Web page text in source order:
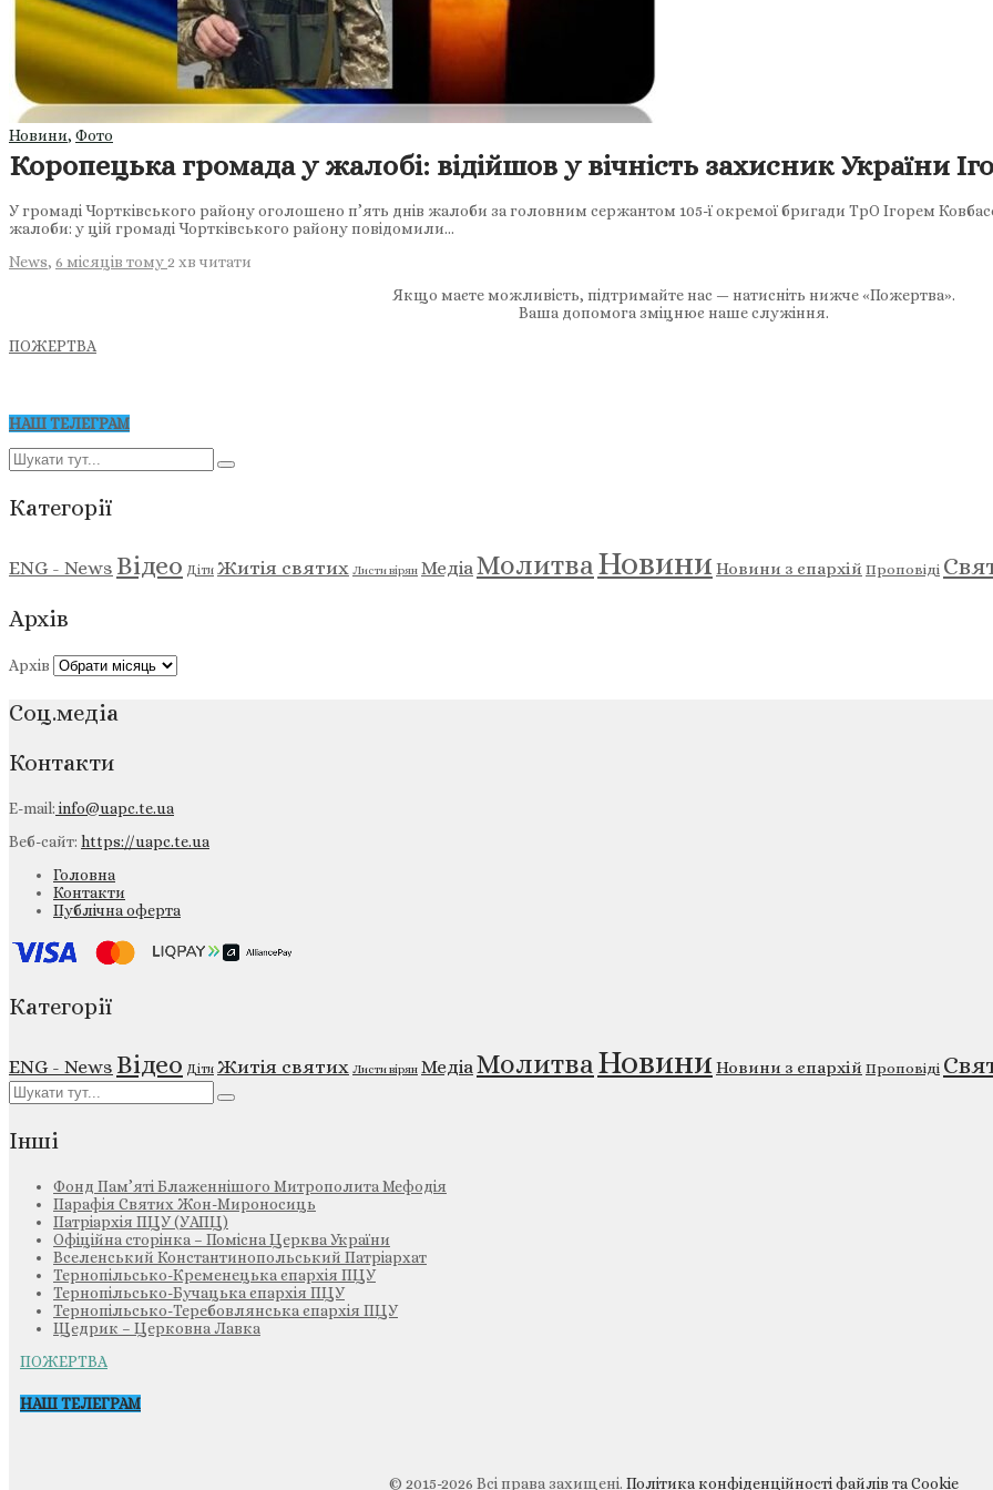
Новини, Фото
Коропецька громада у жалобі: відійшов у вічність захисник України
У громаді Чортківського району оголошено п’ять днів жалоби за головним сержантом 105-ї окремої бригади ТрО Ігорем
жалоби: у цій громаді Чортківського району повідомили…
News, 6 місяців тому 2 хв читати
Якщо маєте можливість, підтримайте нас — натисніть нижче «Пожертва».
Ваша допомога зміцнює наше служіння.
ПОЖЕРТВА
НАШ ТЕЛЕГРАМ
Категорії
ENG - News Відео Діти Житія святих Листи вірян МедіаМолитваНовини Новини з єпархій Проповіді
Архів
Архів
Соц.медіа
Контакти
E-mail:info@uapc.te.ua
Веб-сайт: https://uapc.te.ua
Головна
Контакти
Публічна оферта
Категорії
ENG - News Відео Діти Житія святих Листи вірян МедіаМолитваНовиниНовини з єпархій Проповіді
Інші
Фонд Пам’яті Блаженнішого Митрополита Мефодія
Парафія Святих Жон-Мироносиць
Патріархія ПЦУ (УАПЦ)
Офіційна сторінка – Помісна Церква України
Вселенський Константинопольський Патріархат
Тернопільсько-Кременецька єпархія ПЦУ
Тернопільсько-Бучацька єпархія ПЦУ
Тернопільсько-Теребовлянська єпархія ПЦУ
Щедрик – Церковна Лавка
ПОЖЕРТВА
НАШ ТЕЛЕГРАМ
© 2015-2026 Всі права захищені. Політика конфіденційності файлів та Cookie